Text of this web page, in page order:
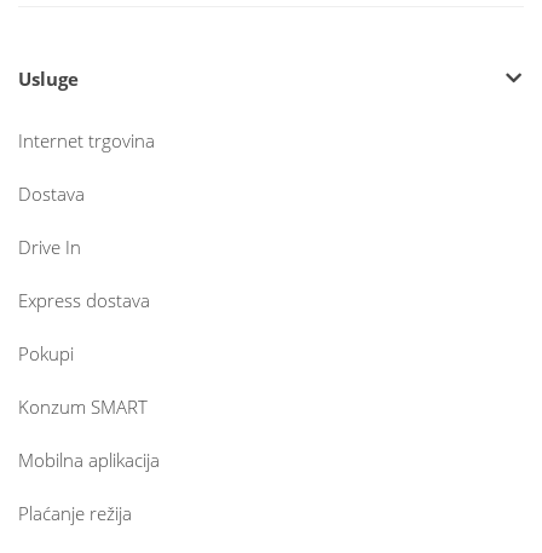
Usluge
Internet trgovina
Dostava
Drive In
Express dostava
Pokupi
Konzum SMART
Mobilna aplikacija
Plaćanje režija